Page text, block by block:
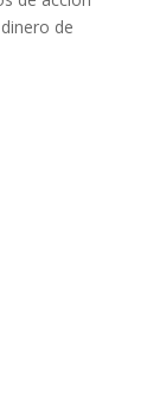
de